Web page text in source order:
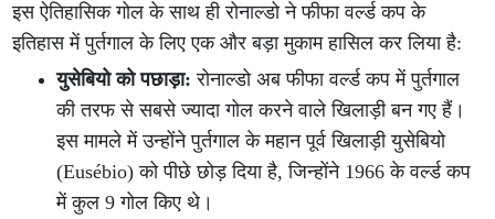
इस ऐतिहासिक गोल के साथ ही रोनाल्डो ने फीफा वर्ल्ड कप के
इतिहास में पुर्तगाल के लिए एक और बड़ा मुकाम हासिल कर लिया है:
युसेबियो को पछाड़ा: रोनाल्डो अब फीफा वर्ल्ड कप में पुर्तगाल
की तरफ से सबसे ज्यादा गोल करने वाले खिलाड़ी बन गए हैं।
इस मामले में उन्होंने पुर्तगाल के महान पूर्व खिलाड़ी युसेबियो
(Eusébio) को पीछे छोड़ दिया है, जिन्होंने 1966 के वर्ल्ड कप
में कुल 9 गोल किए थे।